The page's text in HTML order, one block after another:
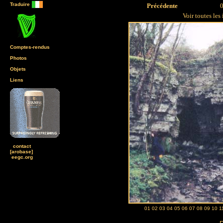
Traduire
Comptes-rendus
Photos
Objets
Liens
contact
[arobase]
eegc.org
Précédente
Voir toutes les
01 02 03 04 05 06 07 08 09 10